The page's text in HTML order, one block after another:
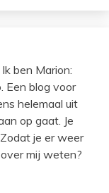
ben Marion:
Een blog voor
helemaal uit
op gaat. Je
je er weer
mij weten?